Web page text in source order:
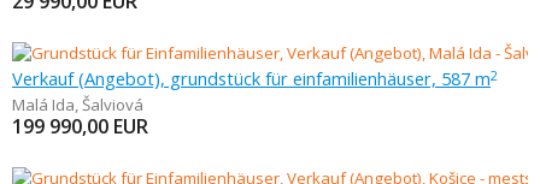
Verkauf (Angebot), grundstück für einfamilienhäuser, 587 m2
Malá Ida,Šalviová
199 990,00 EUR